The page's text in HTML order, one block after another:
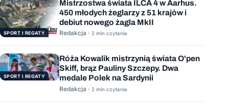
SPORT I REGATY
Mistrzostwa świata ILCA 4 w Aarhus.
450 młodych żeglarzy z 51 krajów i
debiut nowego żagla MkII
Redakcja · 2 min czytania
SPORT I REGATY
Róża Kowalik mistrzynią świata O'pen
Skiff, brąz Pauliny Szczepy. Dwa
medale Polek na Sardynii
Redakcja · 2 min czytania